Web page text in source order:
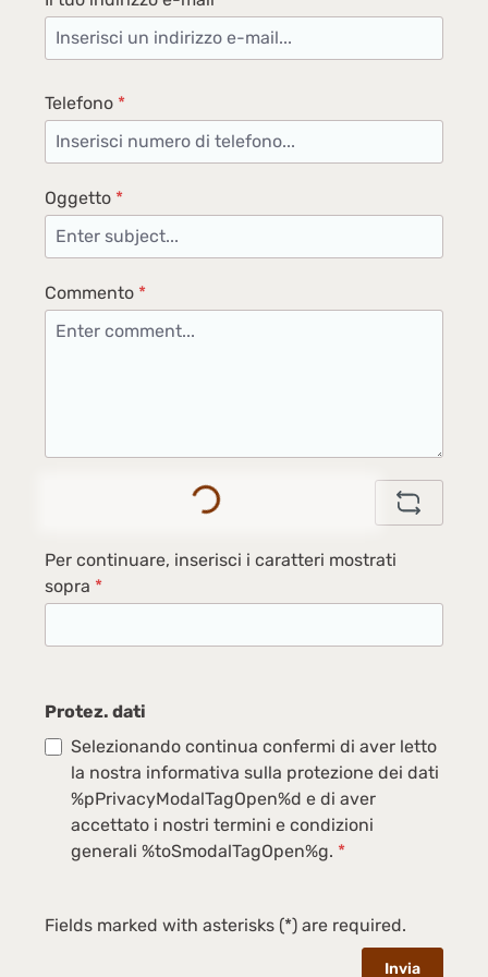
Telefono *
Oggetto *
Commento *
Loading...
Per continuare, inserisci i caratteri mostrati
sopra *
Protez. dati
Selezionando continua confermi di aver letto
la nostra informativa sulla protezione dei dati
%pPrivacyModalTagOpen%d e di aver
accettato i nostri termini e condizioni
generali %toSmodalTagOpen%g. *
Fields marked with asterisks (*) are required.
Invia